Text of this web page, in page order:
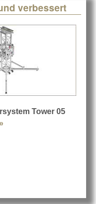
verbessert
Tower 05